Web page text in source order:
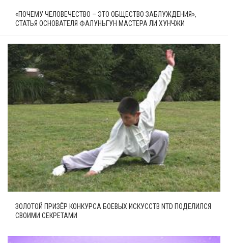
«ПОЧЕМУ ЧЕЛОВЕЧЕСТВО – ЭТО ОБЩЕСТВО ЗАБЛУЖДЕНИЯ»,
СТАТЬЯ ОСНОВАТЕЛЯ ФАЛУНЬГУН МАСТЕРА ЛИ ХУНЧЖИ
ЗОЛОТОЙ ПРИЗЁР КОНКУРСА БОЕВЫХ ИСКУССТВ NTD ПОДЕЛИЛСЯ
СВОИМИ СЕКРЕТАМИ